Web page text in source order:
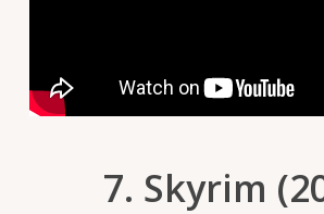
7. Skyrim